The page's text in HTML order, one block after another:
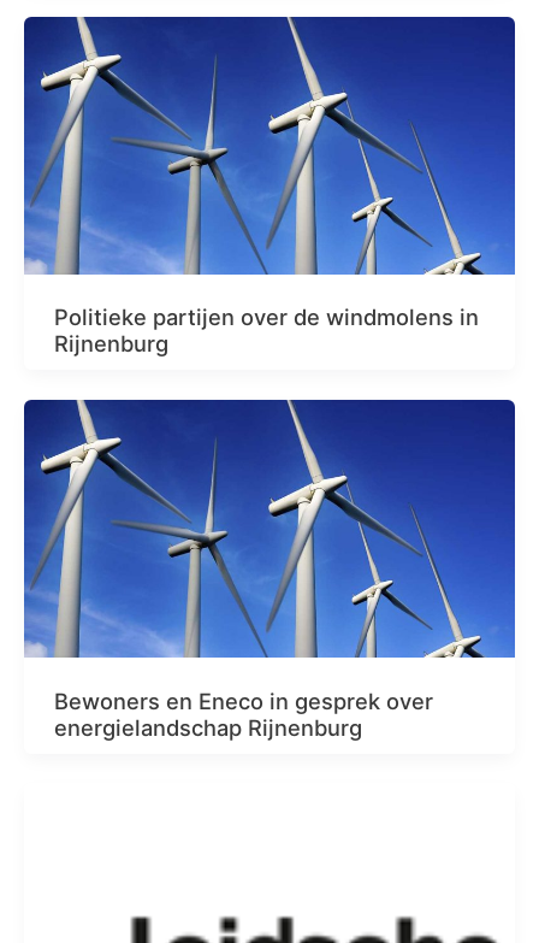
Politieke partijen over de windmolens in
Rijnenburg
Bewoners en Eneco in gesprek over
energielandschap Rijnenburg